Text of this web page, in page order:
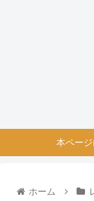
本ページ
ホーム